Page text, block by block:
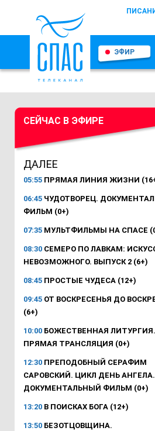
ЭФИР
СЕЙЧАС В ЭФИРЕ
ДАЛЕЕ
05:55 ПРЯМАЯ ЛИНИЯ ЖИЗНИ
06:45 ЧУДОТВОРЕЦ.
ФИЛЬМ (0+)
07:35 МУЛЬТФИЛЬМЫ НА СПАСЕ
08:30 СЕМЕРО ПО ЛАВКАМ:
НЕВОЗМОЖНОГО. ВЫПУСК 2 (6+)
08:45 ПРОСТЫЕ ЧУДЕСА (12+)
09:45 ОТ ВОСКРЕСЕНЬЯ ДО
(6+)
10:00 БОЖЕСТВЕННАЯ ЛИТУРГИЯ.
ПРЯМАЯ ТРАНСЛЯЦИЯ (0+)
12:30 ПРЕПОДОБНЫЙ СЕРАФИМ
САРОВСКИЙ. ЦИКЛ ДЕНЬ АНГЕЛА.
ДОКУМЕНТАЛЬНЫЙ ФИЛЬМ (0+)
13:20 В ПОИСКАХ БОГА (12+)
13:50 БЕЗОТЦОВЩИНА.